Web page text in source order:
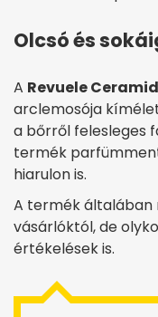
Olcsó és
A Revuele
arclemosója
a bőrről felesleges
termék
hiarulon is.
A termék
vásárlóktól, de
értékelések is.